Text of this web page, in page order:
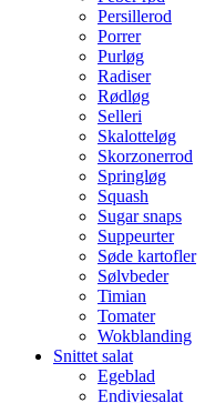
Persillerod
Porrer
Purløg
Radiser
Rødløg
Selleri
Skalotteløg
Skorzonerrod
Springløg
Squash
Sugar snaps
Suppeurter
Søde kartofler
Sølvbeder
Timian
Tomater
Wokblanding
Snittet salat
Egeblad
Endiviesalat